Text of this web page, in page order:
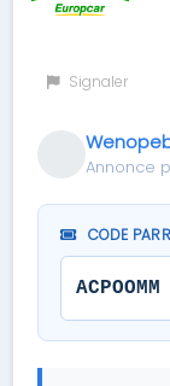
Signaler
Annonce
CODE
ACPOOMM